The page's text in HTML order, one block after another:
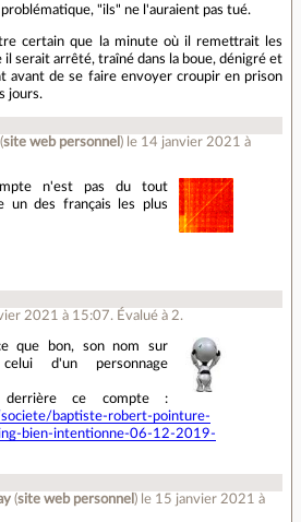
"ils" ne l'auraient pas tué.
certain que la minute où il remettrait les
serait arrêté, traîné dans la boue, dénigré et
avant de se faire envoyer croupir en prison
jours.
site web personnel ) le 14 janvier 2021 à
n'est pas du tout
un des français les plus
2021 à 15:07. Évalué à 2.
que bon, son nom sur
d'un personnage
ce compte :
baptiste-robert-pointure-
bien-intentionne-06-12-2019-
(site web personnel ) le 15 janvier 2021 à